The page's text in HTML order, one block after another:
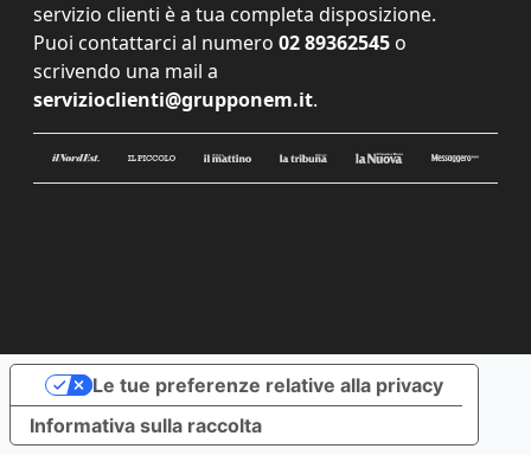
servizio clienti è a tua completa disposizione.
Puoi contattarci al numero 02 89362545 o
scrivendo una mail a
servizioclienti@grupponem.it.
Informativa sulla raccolta
Le tue preferenze relative alla privacy